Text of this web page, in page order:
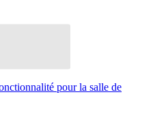
pour la salle de